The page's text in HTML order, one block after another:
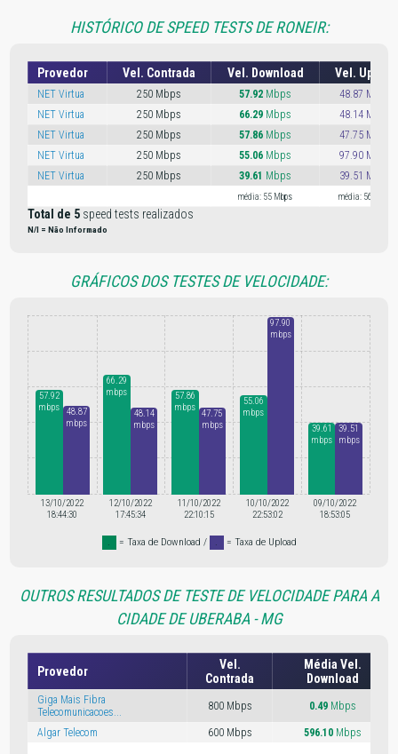
HISTÓRICO DE SPEED TESTS DE RONEIR:
Provedor Vel. Contrada Vel. Download Vel. Upload
NET Virtua 250 Mbps 57.92 Mbps
48.87 Mbps
NET Virtua
250 Mbps 66.29 Mbps
48.14 Mbps
NET Virtua
250 Mbps 57.86 Mbps
47.75 Mbps
NET Virtua
250 Mbps 55.06 Mbps
97.90 Mbps
NET Virtua
250 Mbps 39.61 Mbps 39.51 Mbps
média: 55 Mbps média: 56 Mbps
Total de 5 speed tests realizados
N/I = Não Informado
GRÁFICOS DOS TESTES DE VELOCIDADE:
57.92
mbps
48.87
mbps
13/10/2022
18:44:30
66.29
mbps
48.14
mbps
12/10/2022
17:45:34
57.86
mbps
47.75
mbps
11/10/2022
22:10:15
55.06
mbps
97.90
mbps
10/10/2022
22:53:02
39.61
mbps
39.51
mbps
09/10/2022
18:53:05
. = Taxa de Download / . = Taxa de Upload
OUTROS RESULTADOS DE TESTE DE VELOCIDADE PARA A
CIDADE DE UBERABA - MG
Provedor
Vel.
Contrada
Média Vel.
Download
Giga Mais Fibra
Telecomunicacoes...
800 Mbps 0.49 Mbps
Algar Telecom 600 Mbps 596.10 Mbps